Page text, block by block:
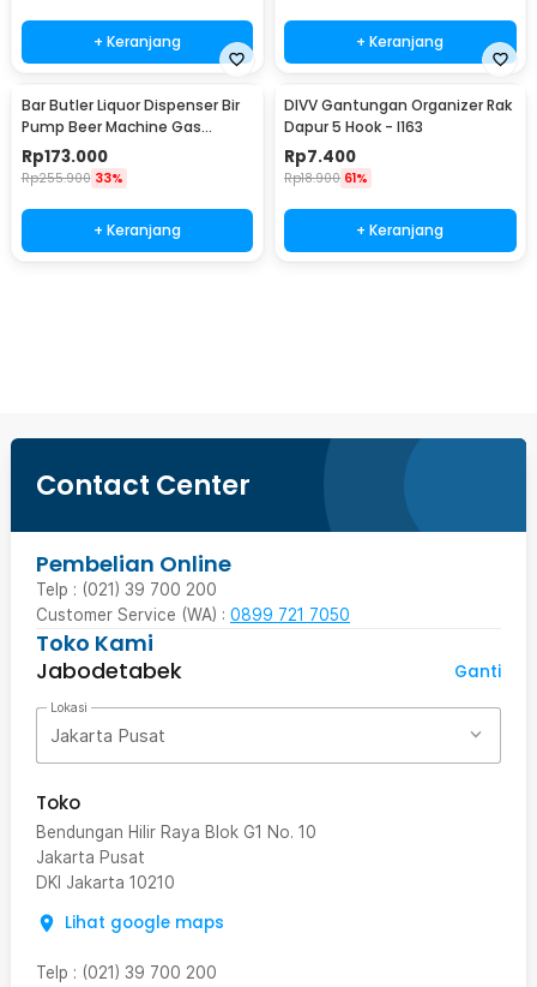
+ Keranjang + Keranjang
Bar Butler Liquor Dispenser Bir
Pump Beer Machine Gas
Station 900ml - P-36
Rp173.000
Rp255.900 33%
+ Keranjang
DIVV Gantungan Organizer Rak
Dapur 5 Hook - I163
Rp7.400
Rp18.900 61%
+ Keranjang
Contact Center
Pembelian Online
Telp : (021) 39 700 200
Customer Service (WA) : 0899 721 7050
Toko Kami
Jabodetabek
Ganti
Lokasi
Jakarta Pusat
Toko
Bendungan Hilir Raya Blok G1 No. 10
Jakarta Pusat
DKI Jakarta 10210
Lihat google maps
Telp : (021) 39 700 200